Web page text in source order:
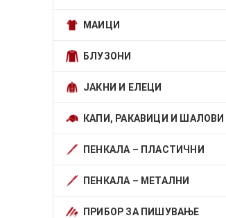
МАИЦИ
БЛУЗОНИ
ЈАКНИ И ЕЛЕЦИ
КАПИ, РАКАВИЦИ И ШАЛОВИ
ПЕНКАЛА – ПЛАСТИЧНИ
ПЕНКАЛА – МЕТАЛНИ
ПРИБОР ЗА ПИШУВАЊЕ